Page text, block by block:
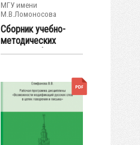
МГУ имени
М.В.Ломоносова
Сборник учебно-
методических
трудов кафедры